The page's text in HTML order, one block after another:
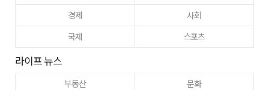
경제
사회
국제
스포츠
라이프 뉴스
부동산
문화